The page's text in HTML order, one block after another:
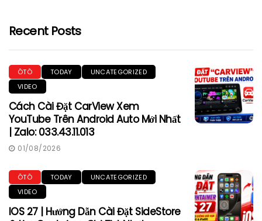
Recent Posts
ÔTÔ TODAY
UNCATEGORIZED
VIDEO
Cách Cài Đặt CarView Xem
YouTube Trên Android Auto Mới Nhất
| Zalo: 033.43.11.013
01/08/2026
ÔTÔ TODAY
UNCATEGORIZED
VIDEO
IOS 27 | Hướng Dẫn Cài Đặt SideStore